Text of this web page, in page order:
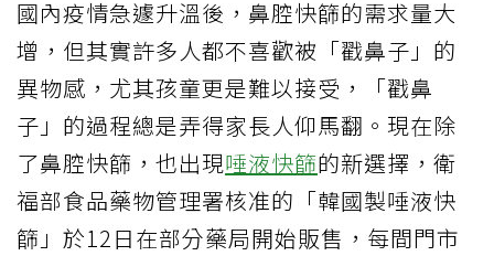
國內疫情急遽升溫後，鼻腔快篩的需求量大
增，但其實許多人都不喜歡被「戳鼻子」的
異物感，尤其孩童更是難以接受，「戳鼻
子」的過程總是弄得家長人仰馬翻。現在除
了鼻腔快篩，也出現唾液快篩的新選擇，衛
福部食品藥物管理署核准的「韓國製唾液快
篩」於12日在部分藥局開始販售，每間門市